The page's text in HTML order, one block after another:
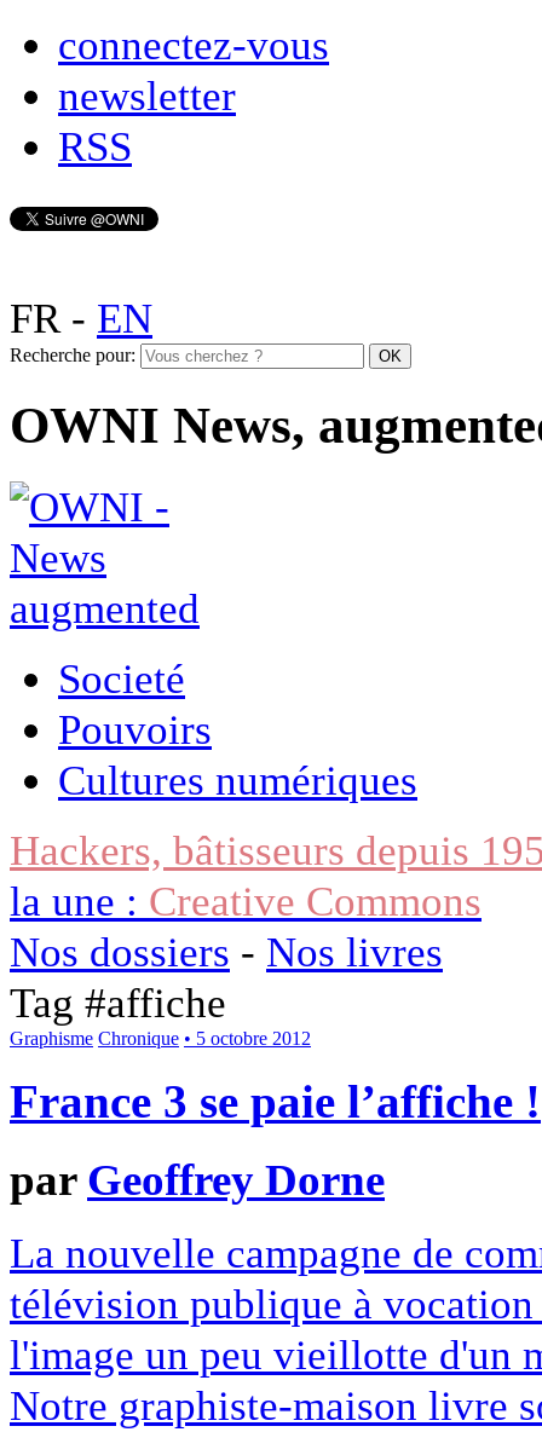
connectez-vous
newsletter
RSS
FR- EN
Recherche pour:
OWNI News,
Societé
Pouvoirs
Cultures numériques
Hackers, bâtisseurs depuis
la une : Creative Commons
Nos dossiers - Nos livres
Tag #affiche
Graphisme Chronique • 5 octobre 2012
France 3 se paie l’affiche !
par Geoffrey Dorne
La nouvelle campagne de
télévision publique à
l'image un peu vieillotte d'un
Notre graphiste-maison livre